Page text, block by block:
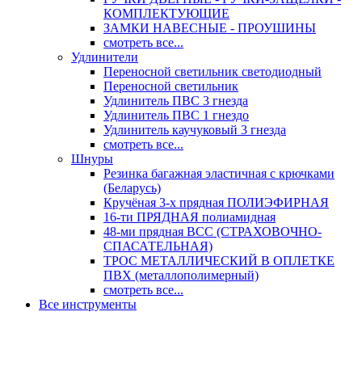
КОМПЛЕКТУЮЩИЕ
ЗАМКИ НАВЕСНЫЕ - ПРОУШИНЫ
смотреть все...
Удлинители
Переносной светильник светодиодный
Переносной светильник
Удлинитель ПВС 3 гнезда
Удлинитель ПВС 1 гнездо
Удлинитель каучуковый 3 гнезда
смотреть все...
Шнуры
Резинка багажная эластичная с крючками
(Беларусь)
Кручёная 3-х прядная ПОЛИЭФИРНАЯ
16-ти ПРЯДНАЯ полиамидная
48-ми прядная ВСС (СТРАХОВОЧНО-
СПАСАТЕЛЬНАЯ)
ТРОС МЕТАЛЛИЧЕСКИЙ В ОПЛЕТКЕ
ПВХ (металлополимерный)
смотреть все...
Все инструменты